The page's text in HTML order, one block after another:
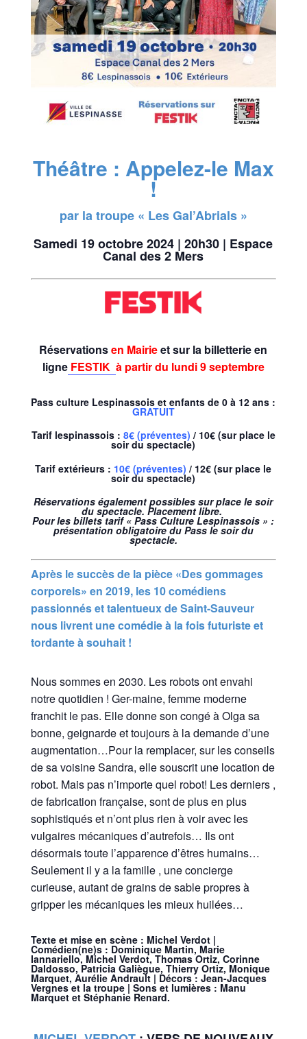
Théâtre : Appelez-le Max
!
par la troupe « Les Gal’Abrials »
Samedi 19 octobre 2024 | 20h30 | Espace
Canal des 2 Mers
Réservationsen Mairieet sur la billetterie en
ligne FESTIK à partir du lundi 9 septembre
Pass culture Lespinassois et enfants de 0 à 12 ans :
GRATUIT
Tarif lespinassois : 8€ (préventes) / 10€ (sur place le
soir du spectacle)
Tarif extérieurs : 10€ (préventes) / 12€ (sur place le
soir du spectacle)
Réservations également possibles sur place le soir
du spectacle. Placement libre.
Pour les billets tarif « Pass Culture Lespinassois » :
présentation obligatoire du Pass le soir du
spectacle.
Après le succès de la pièce «Des gommages
corporels» en 2019, les 10 comédiens
passionnés et talentueux de Saint-Sauveur
nous livrent une comédie à la fois futuriste et
tordante à souhait !
Nous sommes en 2030. Les robots ont envahi
notre quotidien ! Ger-maine, femme moderne
franchit le pas. Elle donne son congé à Olga sa
bonne, geignarde et toujours à la demande d’une
augmentation…Pour la remplacer, sur les conseils
de sa voisine Sandra, elle souscrit une location de
robot. Mais pas n’importe quel robot! Les derniers ,
de fabrication française, sont de plus en plus
sophistiqués et n’ont plus rien à voir avec les
vulgaires mécaniques d’autrefois… Ils ont
désormais toute l’apparence d’êtres humains…
Seulement il y a la famille , une concierge
curieuse, autant de grains de sable propres à
gripper les mécaniques les mieux huilées…
Texte et mise en scène : Michel Verdot |
Comédien(ne)s : Dominique Martin, Marie
Iannariello, Michel Verdot, Thomas Ortiz, Corinne
Daldosso, Patricia Galiègue, Thierry Ortiz, Monique
Marquet, Aurélie Andrault | Décors : Jean-Jacques
Vergnes et la troupe | Sons et lumières : Manu
Marquet et Stéphanie Renard.